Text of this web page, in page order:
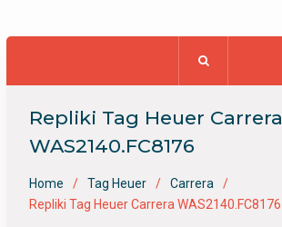
Repliki Tag Heuer Carrera
WAS2140.FC8176
Home Tag Heuer
Carrera
Repliki Tag Heuer Carrera WAS2140.FC8176